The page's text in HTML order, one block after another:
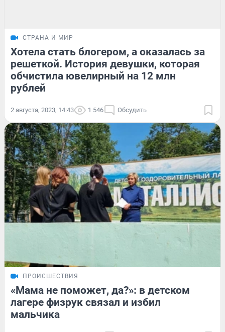
СТРАНА И МИР
Хотела стать блогером, а оказалась за
решеткой. История девушки, которая
обчистила ювелирный на 12 млн
рублей
2 августа, 2023, 14:43 1 546 Обсудить
ПРОИСШЕСТВИЯ
«Мама не поможет, да?»: в детском
лагере физрук связал и избил
мальчика